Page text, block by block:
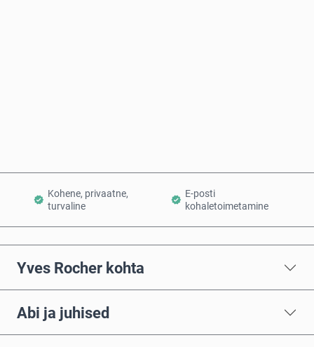
Kohene, privaatne,
turvaline
E-posti
kohaletoimetamine
Yves Rocher kohta
Abi ja juhised